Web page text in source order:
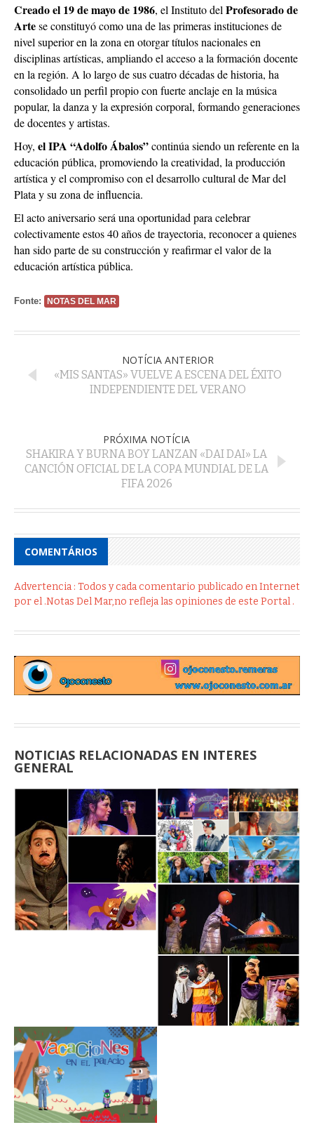
Creado el 19 de mayo de 1986, el Instituto del Profesorado de
Artese constituyó como una de las primeras instituciones de
nivel superior en la zona en otorgar títulos nacionales en
disciplinas artísticas, ampliando el acceso a la formación docente
en la región. A lo largo de sus cuatro décadas de historia, ha
consolidado un perfil propio con fuerte anclaje en la música
popular, la danza y la expresión corporal, formando generaciones
de docentes y artistas.
Hoy, el IPA “Adolfo Ábalos”continúa siendo un referente en la
educación pública, promoviendo la creatividad, la producción
artística y el compromiso con el desarrollo cultural de Mar del
Plata y su zona de influencia.
El acto aniversario será una oportunidad para celebrar
colectivamente estos 40 años de trayectoria, reconocer a quienes
han sido parte de su construcción y reafirmar el valor de la
educación artística pública.
Fonte: NOTAS DEL MAR
NOTÍCIA ANTERIOR
«MIS SANTAS» VUELVE A ESCENA DEL ÉXITO
INDEPENDIENTE DEL VERANO
PRÓXIMA NOTÍCIA
SHAKIRA Y BURNA BOY LANZAN «DAI DAI» LA
CANCIÓN OFICIAL DE LA COPA MUNDIAL DE LA
FIFA 2026
COMENTÁRIOS
Advertencia : Todos y cada comentario publicado en Internet
por el .Notas Del Mar,no refleja las opiniones de este Portal .
NOTICIAS RELACIONADAS EN INTERES
GENERAL